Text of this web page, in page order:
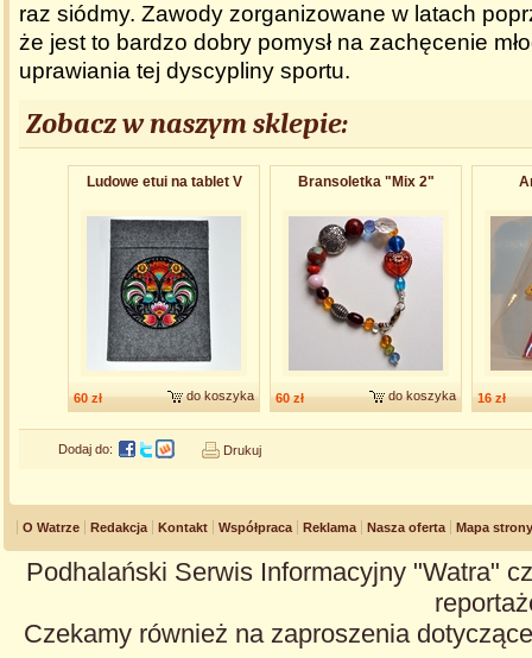
raz siódmy. Zawody zorganizowane w latach
że jest to bardzo dobry pomysł na zachęcenie
uprawiania tej dyscypliny sportu.
Zobacz w naszym sklepie:
Ludowe etui na tablet V
60 zł do koszyka
Bransoletka "Mix 2"
60 zł do koszyka 16 zł
Dodaj do: Drukuj
O Watrze Redakcja Kontakt Współpraca Reklama Nasza oferta Mapa strony
Podhalański Serwis Informacyjny "Watra"
Czekamy również na zaproszenia